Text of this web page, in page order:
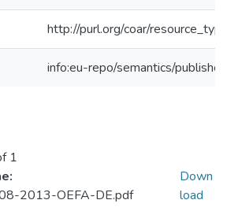
http://purl.org/coar/
info:eu-repo/semantics/
1
2013-OEFA-DE.pdf
Down
load